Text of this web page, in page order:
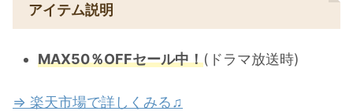
アイテム説明
MAX50％OFFセール中！(ドラマ放送時)
⇒ 楽天市場で詳しくみる♫